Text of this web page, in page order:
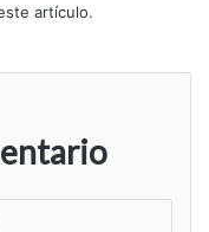
artículo.